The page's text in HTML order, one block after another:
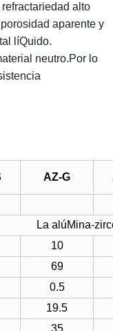
refractariedad alto
aparente y
líQuido.
neutro.Por lo
AZ-G
La alúMina-
10
69
0.5
19.5
35